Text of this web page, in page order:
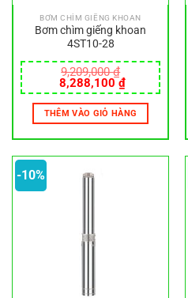
BƠM CHÌM GIẾNG KHOAN
Bơm chìm giếng khoan
4ST10-28
9,209,000₫
Giá
gốc
là:
9,209,000 ₫.
8,288,100 ₫Giá
hiện
tại
là:
8,288,100 ₫.
THÊM VÀO GIỎ HÀNG
-10%